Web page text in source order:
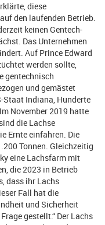
diese
den laufenden Betrieb.
keinen Gentech-
Das Unternehmen
Auf Prince Edward
werden sollte,
gentechnisch
und gemästet
Staat Indiana, Hunderte
November 2019 hatte
die Lachse
Ernte einfahren. Die
Tonnen. Gleichzeitig
eine Lachsfarm mit
die 2023 in Betrieb
dass ihr Lachs
Fall hat die
und Sicherheit
gestellt.“ Der Lachs